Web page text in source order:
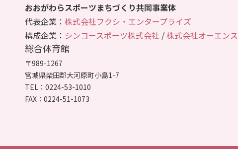
おおがわらスポーツまちづくり共同事業体
代表企業： 株式会社フクシ・エンタープライズ
構成企業： シンコースポーツ株式会社 /株式会社オーエンス
総合体育館
〒989-1267
宮城県柴田郡大河原町小島1-7
TEL：0224-53-1010
FAX：0224-51-1073